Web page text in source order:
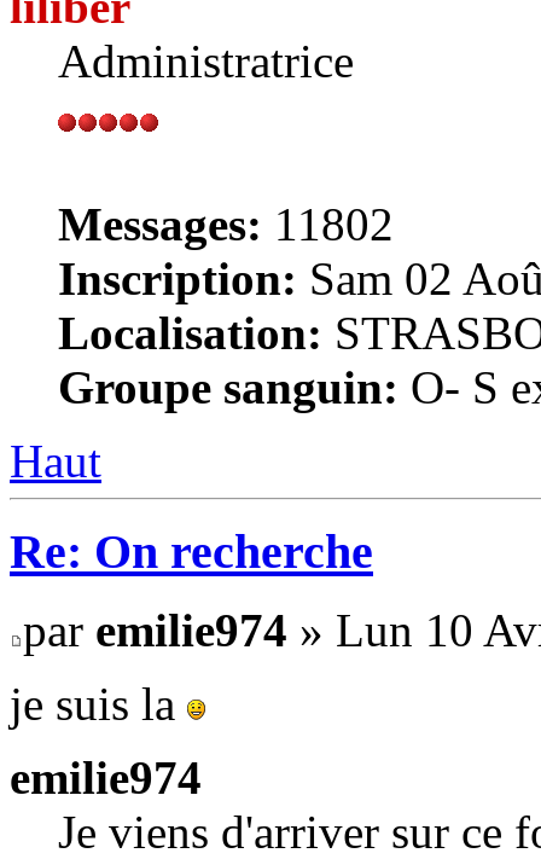
Administratrice
Messages: 11802
Inscription: Sam 02
Localisation:
Groupe sanguin: O- S
Haut
Re: On recherche
par emilie974 » Lun 10
je suis la
emilie974
Je viens d'arriver sur ce